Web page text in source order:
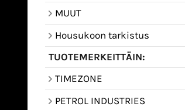
MUUT
Housukoon tarkistus
TUOTEMERKEITTÄIN:
TIMEZONE
PETROL INDUSTRIES